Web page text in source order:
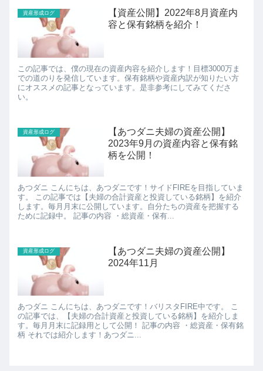
資産形成ログ
【資産公開】2022年8月資産内
容と保有銘柄を紹介！
この記事では、僕の現在の資産内容を紹介します！目標3000万ま
での道のりを発信しています。保有銘柄や資産内訳が知りたい方
にオススメの記事となっています。是非参考にしてみてくださ
い。
資産形成ログ
【あつダニ夫婦の資産公開】
2023年9月の資産内容と保有銘
柄を公開！
あつダニ こんにちは、あつダニです！サイドFIREを目指していま
す。 この記事では【夫婦の合計資産と投資している銘柄】を紹介
します。毎月月末に公開しています。自分たちの資産を把握する
ために記録中。 記事の内容 ・総資産・保有...
資産形成ログ
【あつダニ夫婦の資産公開】
2024年11月
あつダニ こんにちは、あつダニです！バリスタFIRE中です。 こ
の記事では、【夫婦の合計資産と投資している銘柄】を紹介しま
す。毎月月末に記録用として公開！ 記事の内容 ・総資産・保有銘
柄 それでは紹介します！あつダニ...